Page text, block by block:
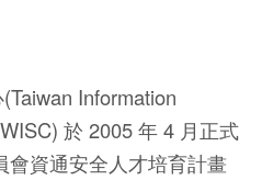
Information
於 2005 年 4 月正式
會資通安全人才培育計畫